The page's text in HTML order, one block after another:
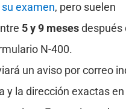
examen, pero suelen
5 y 9 mesesdespués
N-400.
un aviso por correo
y la dirección exactas